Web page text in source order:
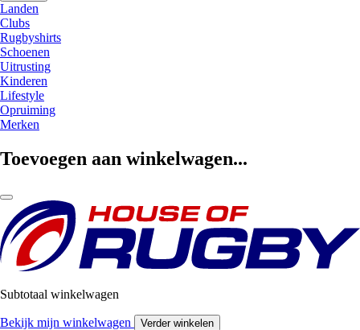
Landen
Clubs
Rugbyshirts
Schoenen
Uitrusting
Kinderen
Lifestyle
Opruiming
Merken
Toevoegen aan winkelwagen...
Subtotaal winkelwagen
Bekijk mijn winkelwagen Verder winkelen